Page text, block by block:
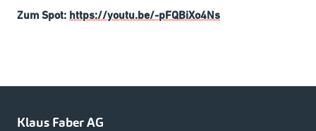
Zum Spot: https://youtu.be/-pFQBiXo4Ns
Klaus Faber AG